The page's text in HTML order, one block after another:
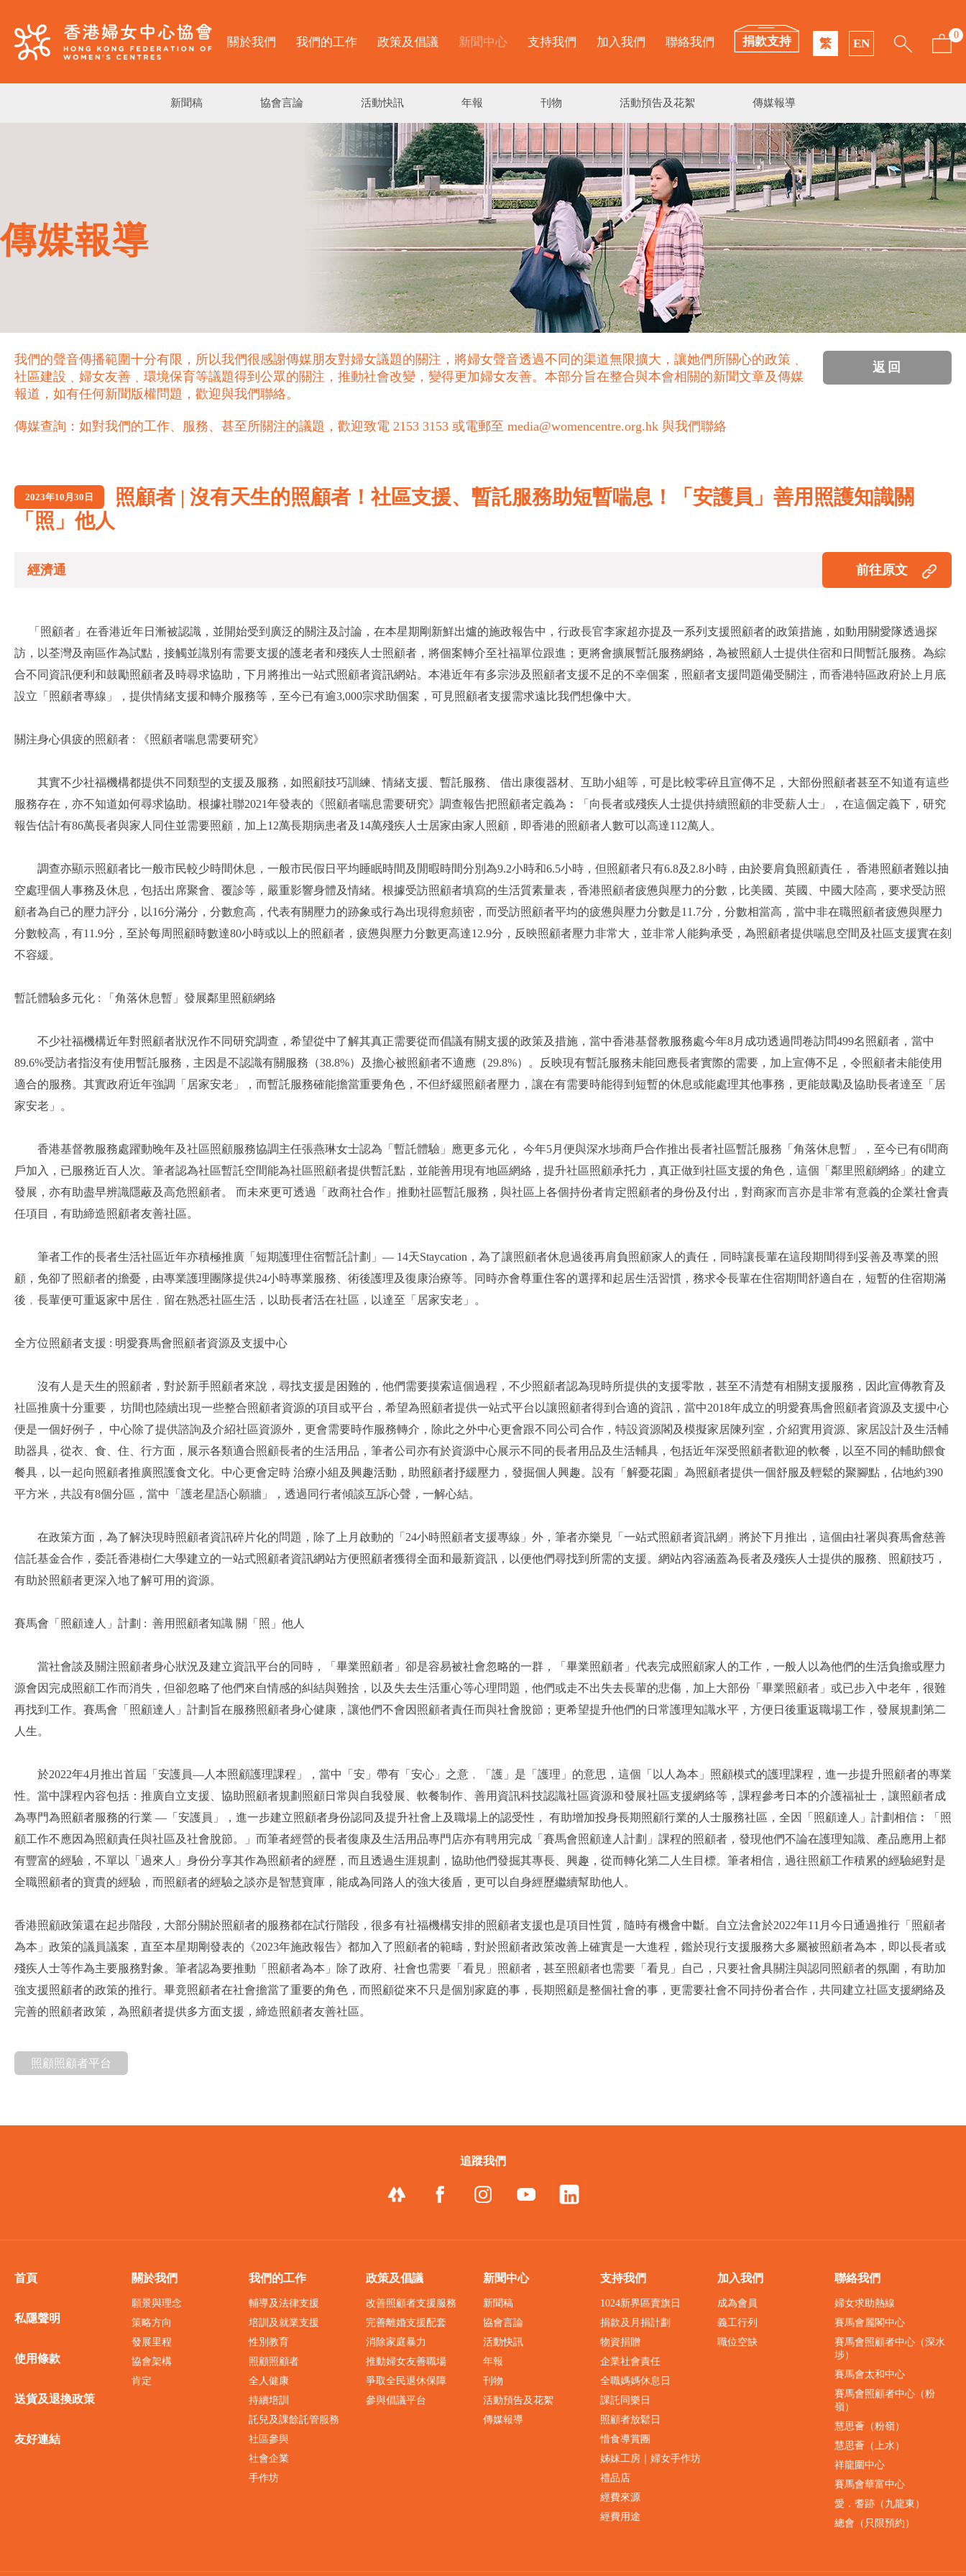
關於我們 我們的工作 政策及倡議 新聞中心 支持我們 加入我們 聯絡我們 捐款支持 繁 EN
0
新聞稿 協會言論 活動快訊 年報 刊物 活動預告及花絮 傳媒報導
傳媒報導
我們的聲音傳播範圍十分有限，所以我們很感謝傳媒朋友對婦女議題的關注，將婦女聲音透過不同的渠道無限擴大，讓她們所關心的政策﹑
社區建設﹑婦女友善﹑環境保育等議題得到公眾的關注，推動社會改變，變得更加婦女友善。本部分旨在整合與本會相關的新聞文章及傳媒
報道，如有任何新聞版權問題，歡迎與我們聯絡。
傳媒查詢：如對我們的工作、服務、甚至所關注的議題，歡迎致電 2153 3153 或電郵至 media@womencentre.org.hk 與我們聯絡
返回
2023年10月30日
照顧者 | 沒有天生的照顧者！社區支援、暫託服務助短暫喘息！「安護員」善用照護知識關
「照」他人
經濟通 前往原文
「照顧者」在香港近年日漸被認識，並開始受到廣泛的關注及討論，在本星期剛新鮮出爐的施政報告中，行政長官李家超亦提及一系列支援照顧者的政策措施，如動用關愛隊透過探
訪，以荃灣及南區作為試點，接觸並識別有需要支援的護老者和殘疾人士照顧者，將個案轉介至社福單位跟進；更將會擴展暫託服務網絡，為被照顧人士提供住宿和日間暫託服務。為綜
合不同資訊便利和鼓勵照顧者及時尋求協助，下月將推出一站式照顧者資訊網站。本港近年有多宗涉及照顧者支援不足的不幸個案，照顧者支援問題備受關注，而香港特區政府於上月底
設立「照顧者專線」，提供情緒支援和轉介服務等，至今已有逾3,000宗求助個案，可見照顧者支援需求遠比我們想像中大。
關注身心俱疲的照顧者 : 《照顧者喘息需要研究》
其實不少社福機構都提供不同類型的支援及服務，如照顧技巧訓練、情緒支援、暫託服務、 借出康復器材、互助小組等，可是比較零碎且宣傳不足，大部份照顧者甚至不知道有這些
服務存在，亦不知道如何尋求協助。根據社聯2021年發表的《照顧者喘息需要研究》調查報告把照顧者定義為︰「向長者或殘疾人士提供持續照顧的非受薪人士」，在這個定義下，研究
報告估計有86萬長者與家人同住並需要照顧，加上12萬長期病患者及14萬殘疾人士居家由家人照顧，即香港的照顧者人數可以高達112萬人。
調查亦顯示照顧者比一般市民較少時間休息，一般市民假日平均睡眠時間及閒暇時間分別為9.2小時和6.5小時，但照顧者只有6.8及2.8小時，由於要肩負照顧責任， 香港照顧者難以抽
空處理個人事務及休息，包括出席聚會、覆診等，嚴重影響身體及情緒。根據受訪照顧者填寫的生活質素量表，香港照顧者疲憊與壓力的分數，比美國、英國、中國大陸高，要求受訪照
顧者為自己的壓力評分，以16分滿分，分數愈高，代表有關壓力的跡象或行為出現得愈頻密，而受訪照顧者平均的疲憊與壓力分數是11.7分，分數相當高，當中非在職照顧者疲憊與壓力
分數較高，有11.9分，至於每周照顧時數達80小時或以上的照顧者，疲憊與壓力分數更高達12.9分，反映照顧者壓力非常大，並非常人能夠承受，為照顧者提供喘息空間及社區支援實在刻
不容緩。
暫託體驗多元化 : 「角落休息暫」發展鄰里照顧網絡
不少社福機構近年對照顧者狀況作不同研究調查，希望從中了解其真正需要從而倡議有關支援的政策及措施，當中香港基督教服務處今年8月成功透過問卷訪問499名照顧者，當中
89.6%受訪者指沒有使用暫託服務，主因是不認識有關服務（38.8%）及擔心被照顧者不適應（29.8%）。反映現有暫託服務未能回應長者實際的需要，加上宣傳不足，令照顧者未能使用
適合的服務。其實政府近年強調「居家安老」，而暫託服務確能擔當重要角色，不但紓緩照顧者壓力，讓在有需要時能得到短暫的休息或能處理其他事務，更能鼓勵及協助長者達至「居
家安老」。
香港基督教服務處躍動晚年及社區照顧服務協調主任張燕琳女士認為「暫託體驗」應更多元化， 今年5月便與深水埗商戶合作推出長者社區暫託服務「角落休息暫」，至今已有6間商
戶加入，已服務近百人次。筆者認為社區暫託空間能為社區照顧者提供暫託點，並能善用現有地區網絡，提升社區照顧承托力，真正做到社區支援的角色，這個「鄰里照顧網絡」的建立
發展，亦有助盡早辨識隱蔽及高危照顧者。 而未來更可透過「政商社合作」推動社區暫託服務，與社區上各個持份者肯定照顧者的身份及付出，對商家而言亦是非常有意義的企業社會責
任項目，有助締造照顧者友善社區。
筆者工作的長者生活社區近年亦積極推廣「短期護理住宿暫託計劃」— 14天Staycation，為了讓照顧者休息過後再肩負照顧家人的責任，同時讓長輩在這段期間得到妥善及專業的照
顧，免卻了照顧者的擔憂，由專業護理團隊提供24小時專業服務、術後護理及復康治療等。同時亦會尊重住客的選擇和起居生活習慣，務求令長輩在住宿期間舒適自在，短暫的住宿期滿
後﹐長輩便可重返家中居住﹐留在熟悉社區生活，以助長者活在社區，以達至「居家安老」。
全方位照顧者支援 : 明愛賽馬會照顧者資源及支援中心
沒有人是天生的照顧者，對於新手照顧者來說，尋找支援是困難的，他們需要摸索這個過程，不少照顧者認為現時所提供的支援零散，甚至不清楚有相關支援服務，因此宣傳教育及
社區推廣十分重要， 坊間也陸續出現一些整合照顧者資源的項目或平台，希望為照顧者提供一站式平台以讓照顧者得到合適的資訊，當中2018年成立的明愛賽馬會照顧者資源及支援中心
便是一個好例子， 中心除了提供諮詢及介紹社區資源外，更會需要時作服務轉介，除此之外中心更會跟不同公司合作，特設資源閣及模擬家居陳列室，介紹實用資源、家居設計及生活輔
助器具，從衣、食、住、行方面，展示各類適合照顧長者的生活用品，筆者公司亦有於資源中心展示不同的長者用品及生活輔具，包括近年深受照顧者歡迎的軟餐，以至不同的輔助餵食
餐具，以一起向照顧者推廣照護食文化。中心更會定時 治療小組及興趣活動，助照顧者抒緩壓力，發掘個人興趣。設有「解憂花園」為照顧者提供一個舒服及輕鬆的聚腳點，佔地約390
平方米，共設有8個分區，當中「護老星語心願牆」，透過同行者傾談互訴心聲，一解心結。
在政策方面，為了解決現時照顧者資訊碎片化的問題，除了上月啟動的「24小時照顧者支援專線」外，筆者亦樂見「一站式照顧者資訊網」將於下月推出，這個由社署與賽馬會慈善
信託基金合作，委託香港樹仁大學建立的一站式照顧者資訊網站方便照顧者獲得全面和最新資訊，以便他們尋找到所需的支援。網站內容涵蓋為長者及殘疾人士提供的服務、照顧技巧，
有助於照顧者更深入地了解可用的資源。
賽馬會「照顧達人」計劃 : 善用照顧者知識 關「照」他人
當社會談及關注照顧者身心狀況及建立資訊平台的同時，「畢業照顧者」卻是容易被社會忽略的一群，「畢業照顧者」代表完成照顧家人的工作，一般人以為他們的生活負擔或壓力
源會因完成照顧工作而消失，但卻忽略了他們來自情感的糾結與難捨，以及失去生活重心等心理問題，他們或走不出失去長輩的悲傷，加上大部份「畢業照顧者」或已步入中老年，很難
再找到工作。賽馬會「照顧達人」計劃旨在服務照顧者身心健康，讓他們不會因照顧者責任而與社會脫節；更希望提升他們的日常護理知識水平，方便日後重返職場工作，發展規劃第二
人生。
於2022年4月推出首屆「安護員—人本照顧護理課程」，當中「安」帶有「安心」之意﹐「護」是「護理」的意思，這個「以人為本」照顧模式的護理課程，進一步提升照顧者的專業
性。當中課程內容包括：推廣自立支援、協助照顧者規劃照顧日常與自我發展、軟餐制作、善用資訊科技認識社區資源和發展社區支援網絡等，課程參考日本的介護福祉士，讓照顧者成
為專門為照顧者服務的行業 —「安護員」，進一步建立照顧者身份認同及提升社會上及職場上的認受性， 有助增加投身長期照顧行業的人士服務社區，全因「照顧達人」計劃相信︰「照
顧工作不應因為照顧責任與社區及社會脫節。」而筆者經營的長者復康及生活用品專門店亦有聘用完成「賽馬會照顧達人計劃」課程的照顧者，發現他們不論在護理知識、產品應用上都
有豐富的經驗，不單以「過來人」身份分享其作為照顧者的經歷，而且透過生涯規劃，協助他們發掘其專長、興趣，從而轉化第二人生目標。筆者相信，過往照顧工作積累的經驗絕對是
全職照顧者的寶貴的經驗，而照顧者的經驗之談亦是智慧寶庫，能成為同路人的強大後盾，更可以自身經歷繼續幫助他人。
香港照顧政策還在起步階段，大部分關於照顧者的服務都在試行階段，很多有社福機構安排的照顧者支援也是項目性質，隨時有機會中斷。自立法會於2022年11月今日通過推行「照顧者
為本」政策的議員議案，直至本星期剛發表的《2023年施政報告》都加入了照顧者的範疇，對於照顧者政策改善上確實是一大進程，鑑於現行支援服務大多屬被照顧者為本，即以長者或
殘疾人士等作為主要服務對象。筆者認為要推動「照顧者為本」除了政府、社會也需要「看見」照顧者，甚至照顧者也需要「看見」自己，只要社會具關注與認同照顧者的氛圍，有助加
強支援照顧者的政策的推行。畢竟照顧者在社會擔當了重要的角色，而照顧從來不只是個別家庭的事，長期照顧是整個社會的事，更需要社會不同持份者合作，共同建立社區支援網絡及
完善的照顧者政策，為照顧者提供多方面支援，締造照顧者友善社區。
照顧照顧者平台
追蹤我們
首頁
私隱聲明
使用條款
送貨及退換政策
友好連結
關於我們
願景與理念
策略方向
發展里程
協會架構
肯定
我們的工作
輔導及法律支援
培訓及就業支援
性別教育
照顧照顧者
全人健康
持續培訓
託兒及課餘託管服務
社區參與
社會企業
手作坊
政策及倡議
改善照顧者支援服務
完善離婚支援配套
消除家庭暴力
推動婦女友善職場
爭取全民退休保障
參與倡議平台
新聞中心
新聞稿
協會言論
活動快訊
年報
刊物
活動預告及花絮
傳媒報導
支持我們
1024新界區賣旗日
捐款及月捐計劃
物資捐贈
企業社會責任
全職媽媽休息日
課託同樂日
照顧者放鬆日
惜食導賞團
姊妹工房｜婦女手作坊
禮品店
經費來源
經費用途
加入我們
成為會員
義工行列
職位空缺
聯絡我們
婦女求助熱線
賽馬會麗閣中心
賽馬會照顧者中心（深水
埗）
賽馬會太和中心
賽馬會照顧者中心（粉
嶺）
慧思薈（粉嶺）
慧思薈（上水）
祥龍圍中心
賽馬會華富中心
愛．耆跡（九龍東）
總會（只限預約）